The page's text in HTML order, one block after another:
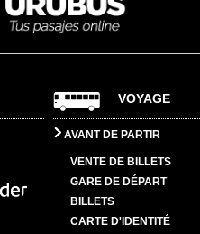
VOYAGE
AVANT DE PARTIR
VENTE DE BILLETS
GARE DE DÉPART
BILLETS
CARTE D'IDENTITÉ